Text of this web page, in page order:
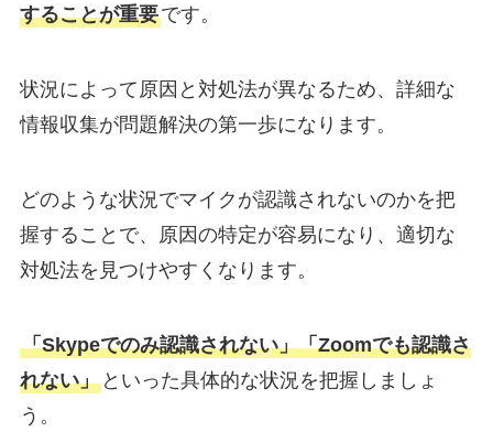
することが重要です。
状況によって原因と対処法が異なるため、詳細な
情報収集が問題解決の第一歩になります。
どのような状況でマイクが認識されないのかを把
握することで、原因の特定が容易になり、適切な
対処法を見つけやすくなります。
「Skypeでのみ認識されない」「Zoomでも認識さ
れない」といった具体的な状況を把握しましょ
う。